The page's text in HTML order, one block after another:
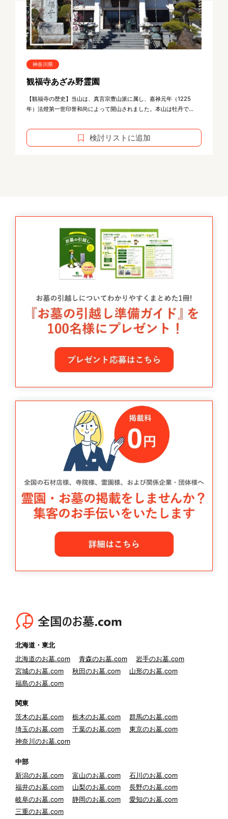
神奈川県
観福寺あざみ野霊園
【観福寺の歴史】当山は、真言宗豊山派に属し、嘉禄元年（1225
年）法燈第一世印誉和尚によって開山されました。本山は牡丹で...
検討リストに追加
北海道・東北
北海道のお墓.com
青森のお墓.com
岩手のお墓.com
宮城のお墓.com
秋田のお墓.com
山形のお墓.com
福島のお墓.com
関東
茨木のお墓.com
栃木のお墓.com
群馬のお墓.com
埼玉のお墓.com
千葉のお墓.com
東京のお墓.com
神奈川のお墓.com
中部
新潟のお墓.com
富山のお墓.com
石川のお墓.com
福井のお墓.com
山梨のお墓.com
長野のお墓.com
岐阜のお墓.com
静岡のお墓.com
愛知のお墓.com
三重のお墓.com